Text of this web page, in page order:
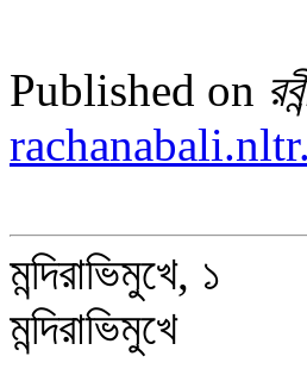
Published on
মন্দিরাভিমুখে, ১
মন্দিরাভিমুখে